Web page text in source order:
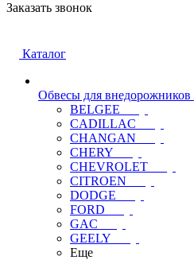
Заказать звонок
Каталог
Обвесы для внедорожников
BELGEE
CADILLAC
CHANGAN
CHERY
CHEVROLET
CITROEN
DODGE
FORD
GAC
GEELY
Еще